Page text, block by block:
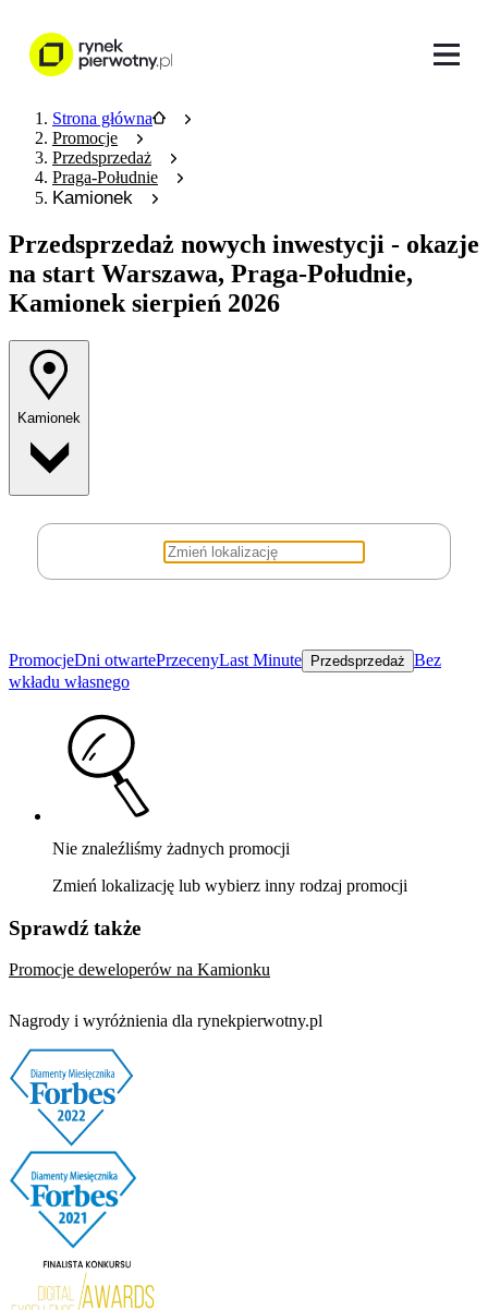
Strona główna
Promocje
Przedsprzedaż
Praga-Południe
Kamionek
Przedsprzedaż nowych inwestycji - okazje
na start Warszawa, Praga-Południe,
Kamionek sierpień 2026
Kamionek
PromocjeDni otwartePrzecenyLast Minute Przedsprzedaż Bez
wkładu własnego
Nie znaleźliśmy żadnych promocji
Zmień lokalizację lub wybierz inny rodzaj promocji
Sprawdź także
Promocje deweloperów na Kamionku
Nagrody i wyróżnienia dla rynekpierwotny.pl